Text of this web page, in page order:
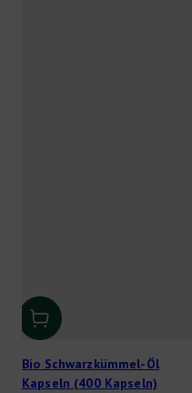
Bio Schwarzkümmel-Öl
Kapseln (400 Kapseln)